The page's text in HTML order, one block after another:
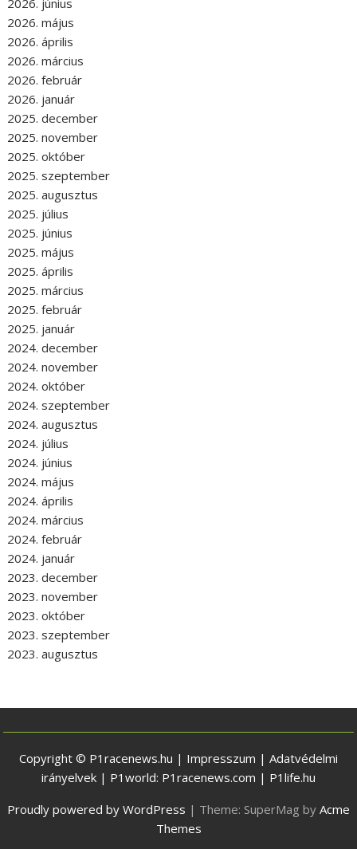
2026. június
2026. május
2026. április
2026. március
2026. február
2026. január
2025. december
2025. november
2025. október
2025. szeptember
2025. augusztus
2025. július
2025. június
2025. május
2025. április
2025. március
2025. február
2025. január
2024. december
2024. november
2024. október
2024. szeptember
2024. augusztus
2024. július
2024. június
2024. május
2024. április
2024. március
2024. február
2024. január
2023. december
2023. november
2023. október
2023. szeptember
2023. augusztus
Copyright © P1racenews.hu | Impresszum | Adatvédelmi
irányelvek | P1world: P1racenews.com | P1life.hu
Proudly powered by WordPress | Theme: SuperMag by Acme
Themes